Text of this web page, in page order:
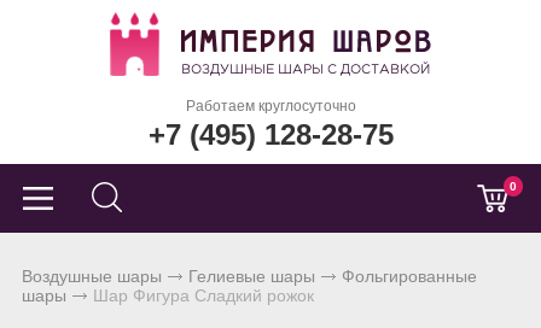
Работаем круглосуточно
+7 (495) 128-28-75
0
Воздушные шары Гелиевые шары
Фольгированные
шары
Шар Фигура Сладкий рожок